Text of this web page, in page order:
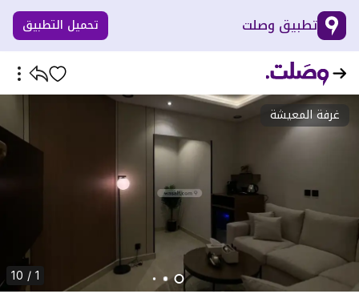
تطبيق وصلت تحميل التطبيق
غرفة المعيشة
1 / 10